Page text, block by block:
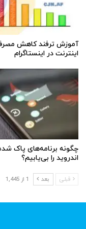
آموزش ترفند کاهش
اینترنت در اینستاگرام
چگونه برنامه‌های پاک
اندروید را بی‌یابیم؟
قبلی بعد 1 از 1,445